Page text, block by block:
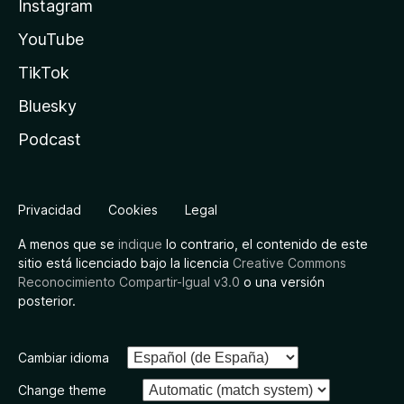
Instagram
YouTube
TikTok
Bluesky
Podcast
Privacidad Cookies Legal
A menos que se indique lo contrario, el contenido de este
sitio está licenciado bajo la licencia Creative Commons
Reconocimiento Compartir-Igual v3.0 o una versión
posterior.
Cambiar idioma
Change theme